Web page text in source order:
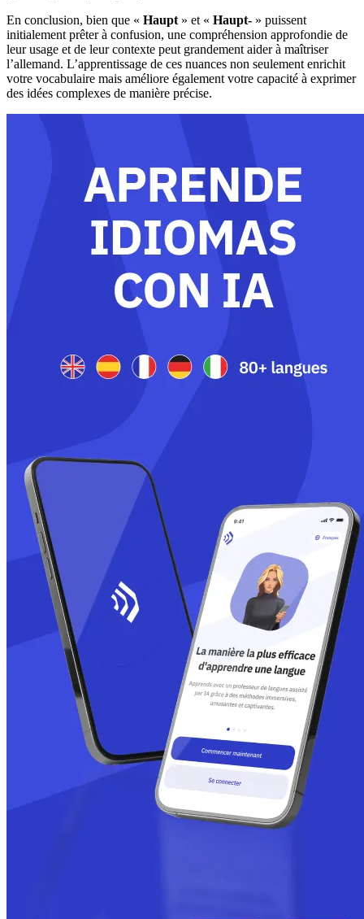
En conclusion, bien que « Haupt » et « Haupt- » puissent
initialement prêter à confusion, une compréhension approfondie de
leur usage et de leur contexte peut grandement aider à maîtriser
l’allemand. L’apprentissage de ces nuances non seulement enrichit
votre vocabulaire mais améliore également votre capacité à exprimer
des idées complexes de manière précise.